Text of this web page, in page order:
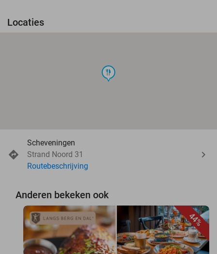
Locaties
food
Scheveningen
Strand Noord 31
Routebeschrijving
Anderen bekeken ook
44%